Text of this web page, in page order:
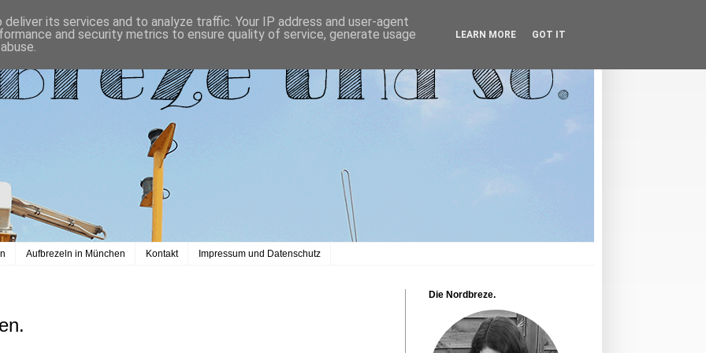
Aufbrezeln in München Kontakt Impressum und Datenschutz
Die Nordbreze.
its services and to analyze traffic. Your IP address and user-agent
and security metrics to ensure quality of service, generate usage
LEARN MORE GOT IT